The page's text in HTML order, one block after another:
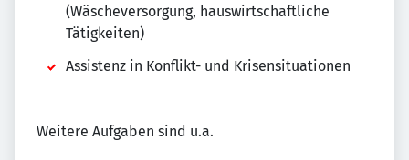
(Wäscheversorgung, hauswirtschaftliche
Tätigkeiten)
Assistenz in Konflikt- und Krisensituationen
Weitere Aufgaben sind u.a.